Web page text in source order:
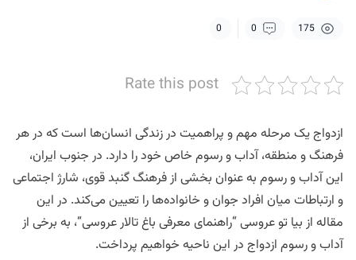
175
0
0
Rate this post
ازدواج یک مرحله مهم و پراهمیت در زندگی انسان‌ها است که در هر
فرهنگ و منطقه، آداب و رسوم خاص خود را دارد. در جنوب ایران،
این آداب و رسوم به عنوان بخشی از فرهنگ گنبد قوی، شارژ اجتماعی
و ارتباطات میان افراد جوان و خانواده‌ها را تعیین می‌کند. در این
مقاله از بیا تو عروسی “راهنمای معرفی باغ تالار عروسی“، به برخی از
آداب و رسوم ازدواج در این ناحیه خواهیم پرداخت.